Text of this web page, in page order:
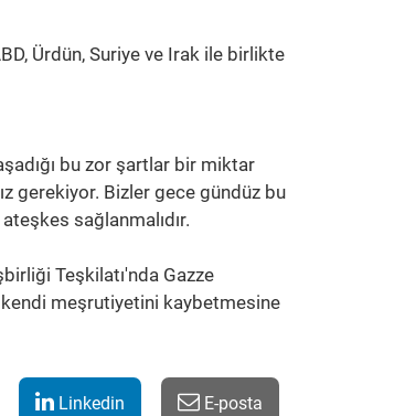
Ürdün, Suriye ve Irak ile birlikte
bu zor şartlar bir miktar
gerekiyor. Bizler gece gündüz bu
sağlanmalıdır.
Teşkilatı'nda Gazze
kendi meşrutiyetini kaybetmesine
Linkedin E-posta